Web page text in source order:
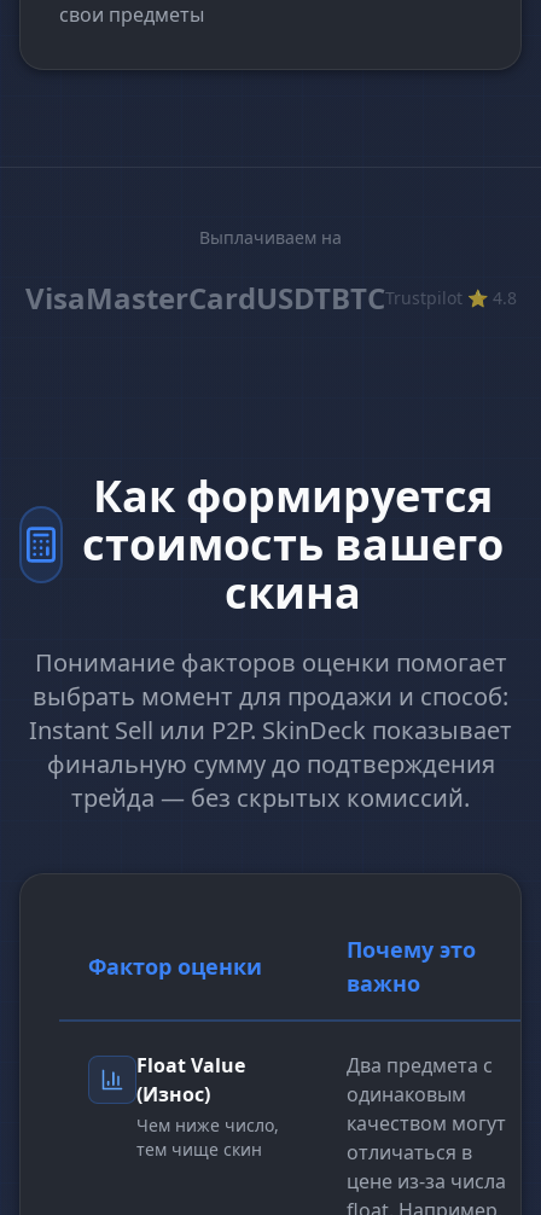
свои предметы
Выплачиваем на
VisaMasterCardUSDTBTCTrustpilot ⭐ 4.8
Как формируется
стоимость вашего
скина
Понимание факторов оценки помогает
выбрать момент для продажи и способ:
Instant Sell или P2P. SkinDeck показывает
финальную сумму до подтверждения
трейда — без скрытых комиссий.
Фактор оценки
Почему это
важно
Float Value
(Износ)
Чем ниже число,
тем чище скин
Два предмета с
одинаковым
качеством могут
отличаться в
цене из-за числа